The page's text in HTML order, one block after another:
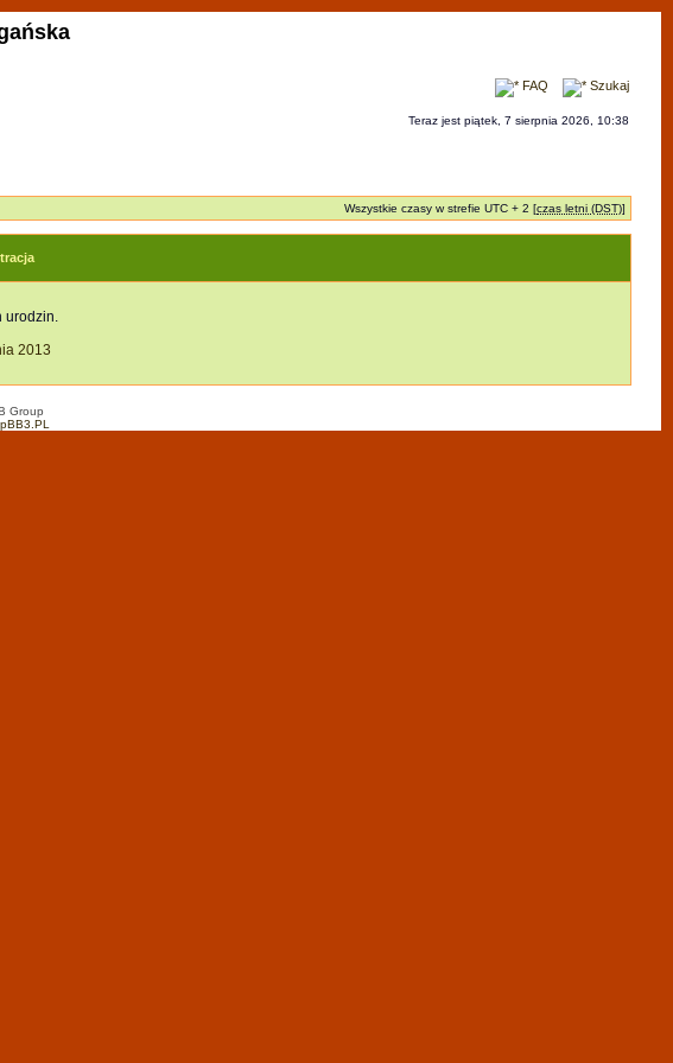
FAQ Szukaj
Teraz jest piątek, 7 sierpnia 2026, 10:38
Wszystkie czasy w strefie UTC + 2 [czas letni (DST)]
urodzin.
2013
Group